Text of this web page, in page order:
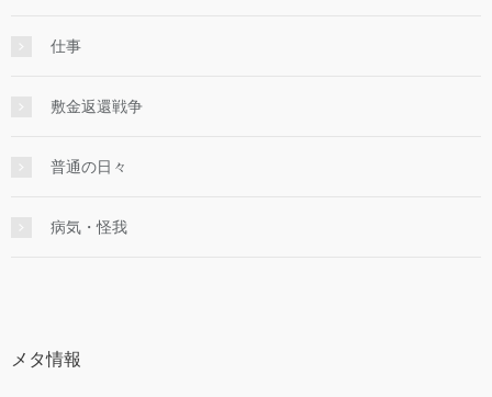
仕事
敷金返還戦争
普通の日々
病気・怪我
メタ情報